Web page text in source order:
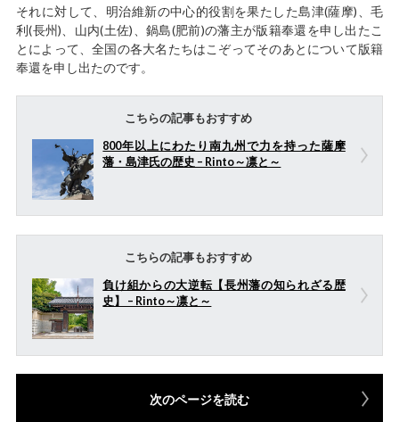
それに対して、明治維新の中心的役割を果たした島津(薩摩)、毛
利(長州)、山内(土佐)、鍋島(肥前)の藩主が版籍奉還を申し出たこ
とによって、全国の各大名たちはこぞってそのあとについて版籍
奉還を申し出たのです。
こちらの記事もおすすめ
800年以上にわたり南九州で力を持った薩摩
藩・島津氏の歴史 – Rinto～凛と～
こちらの記事もおすすめ
負け組からの大逆転【長州藩の知られざる歴
史】 – Rinto～凛と～
次のページを読む